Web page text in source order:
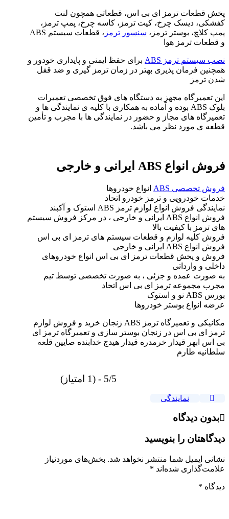
پخش قطعات ترمز ای بی اس، قطعاتی همچون لنت
کفشکی، دیسک چرخ، کیت ترمز، کاسه چرخ، پمپ ترمز،
پمپ کلاچ، بوستر ترمز، سنسور ترمز
، قطعات سیستم ABS
و قطعات ترمز هوا
نصب سیستم ترمز ABS
برای حفظ ایمنی و پایداری خودور و
همچنین فرمان پذیری بهتر در زمان ترمز گیری و ضد قفل
شدن ترمز
این تعمیرگاه مجهز به دستگاه های فوق تخصصی تعمیرات
بلوک ABS بوده و آماده به همکاری با کلیه ی نمایندگی ها و
تعمیرگاه های مجاز و حضور در نمایندگی ها با مجرب و تأمین
قطعه ی مورد نظر می باشد.
فروش انواع ABS ایرانی و خارجی
فروش تخصصی ABS
انواع خودروها
خدمات خودرویی و ترمز خودرو اتحاد
نمایندگی فروش انواع لوازم ترمز ABS استوک و آکبند
فروش انواع ABS ایرانی و خارجی ، در مرکز فروش سیستم
های ترمز با کیفیت بالا
فروش کلیه لوازم و قطعات سیستم های ترمز ای بی اس
فروش انواع ABS ایرانی و خارجی
فروش و پخش قطعات ترمز ای بی اس انواع خودروهای
داخلی و وارداتی
به صورت عمده و جزئی ، به صورت تخصصی توسط تیم
مجرب مجموعه ترمز ای بی اس اتحاد
بورس ABS نو و استوک
عرضه انواع بوستر خودروها
مکانیکی و تعمیرگاه ترمز ABS زنجان خرید و فروش لوازم
ترمز ای بی اس در زنجان بوستر سازی و تعمیرگاه ترمز ای
بی اس ابهر قیدار خرمدره قیدار هیدج خدابنده صایین قلعه
سلطانیه طارم
5/5 - (1 امتیاز)
نمایندگی
بدون دیدگاه
دیدگاهتان را بنویسید
نشانی ایمیل شما منتشر نخواهد شد. بخش‌های موردنیاز
علامت‌گذاری شده‌اند *
دیدگاه *